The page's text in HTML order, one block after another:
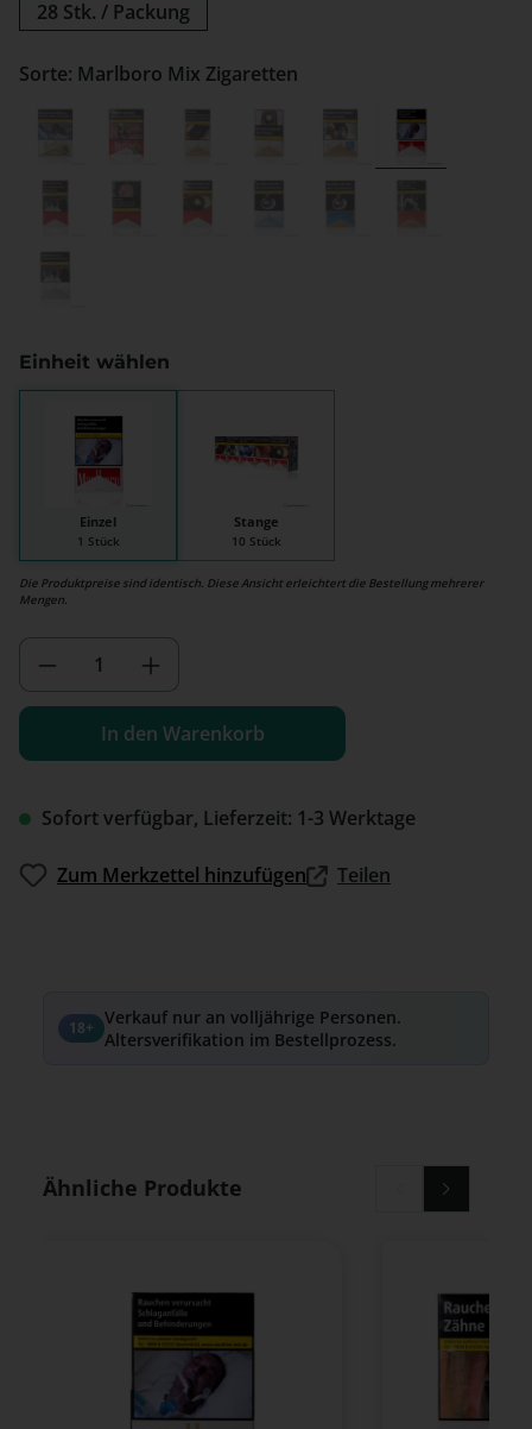
Sofort verfügbar, Lieferzeit: 1-3 Werktage
28 Stk. / Packung
Sorte: Marlboro Mix Zigaretten
Marlboro Crafted Red Zigaretten
Marlboro Gold Long Zigaretten
Marlboro Gold Softpack
Marlboro Gold
Marlboro
Marlboro Red Long Zigaretten
Marlboro Red Softpack Zigaretten
Marlboro Red Zigaretten
Einheit wählen
Einzel
1 Stück
Stange
10 Stück
Die Produktpreise sind identisch. Diese Ansicht erleichtert die Bestellung mehrerer
Mengen.
Produkt Anzahl: Gib den
In den Warenkorb
Zum Merkzettel hinzufügen Teilen
18+ Verkauf nur an volljährige Personen.
Altersverifikation im Bestellprozess.
Produktgalerie überspringen
Ähnliche Produkte